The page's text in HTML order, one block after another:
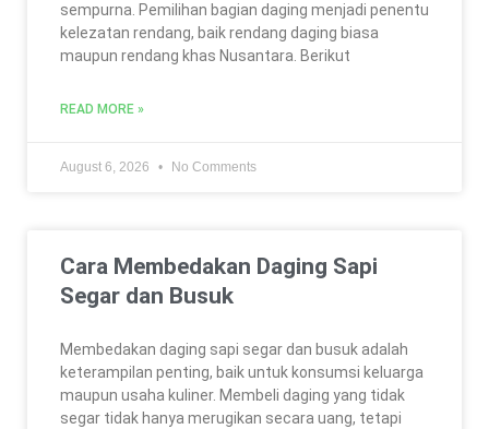
sempurna. Pemilihan bagian daging menjadi penentu
kelezatan rendang, baik rendang daging biasa
maupun rendang khas Nusantara. Berikut
READ MORE »
August 6, 2026 No Comments
Cara Membedakan Daging Sapi
Segar dan Busuk
Membedakan daging sapi segar dan busuk adalah
keterampilan penting, baik untuk konsumsi keluarga
maupun usaha kuliner. Membeli daging yang tidak
segar tidak hanya merugikan secara uang, tetapi